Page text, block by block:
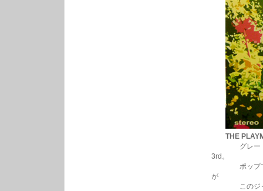
THE
グレート・
3rd。
ポップで甘
が
このジャケ